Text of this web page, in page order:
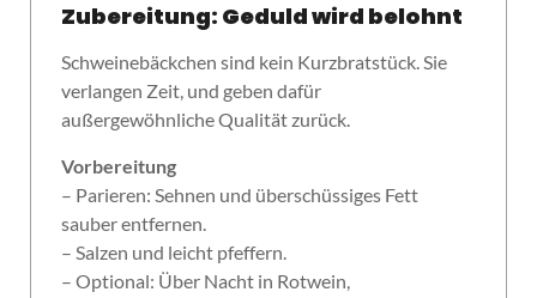
Zubereitung: Geduld wird belohnt
Schweinebäckchen sind kein Kurzbratstück. Sie
verlangen Zeit, und geben dafür
außergewöhnliche Qualität zurück.
Vorbereitung
– Parieren: Sehnen und überschüssiges Fett
sauber entfernen.
– Salzen und leicht pfeffern.
– Optional: Über Nacht in Rotwein,